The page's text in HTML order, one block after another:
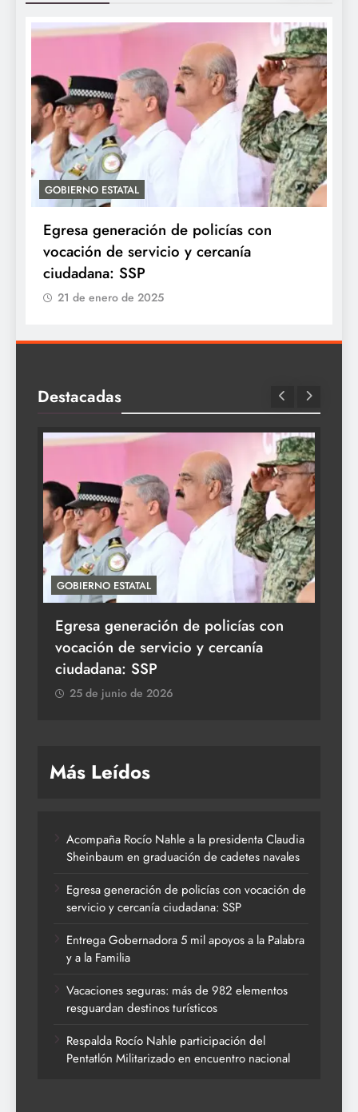
GOBIERNO ESTATAL
Egresa generación de policías con
vocación de servicio y cercanía
ciudadana: SSP
21 de enero de 2025
Destacadas
GOBIERNO ESTATAL
Egresa generación de policías con
vocación de servicio y cercanía
ciudadana: SSP
25 de junio de 2026
Más Leídos
Acompaña Rocío Nahle a la presidenta Claudia
Sheinbaum en graduación de cadetes navales
Egresa generación de policías con vocación de
servicio y cercanía ciudadana: SSP
Entrega Gobernadora 5 mil apoyos a la Palabra
y a la Familia
Vacaciones seguras: más de 982 elementos
resguardan destinos turísticos
Respalda Rocío Nahle participación del
Pentatlón Militarizado en encuentro nacional